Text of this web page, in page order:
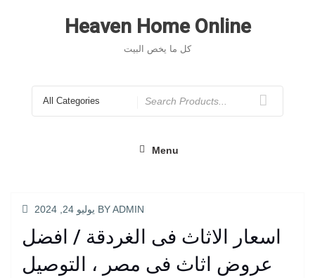
Heaven Home Online
كل ما يخص البيت
for
Menu
POSTED يوليو 24, 2024 BYADMIN
اسعار الاثاث فى الغردقة / افضل
عروض اثاث فى مصر ، التوصيل